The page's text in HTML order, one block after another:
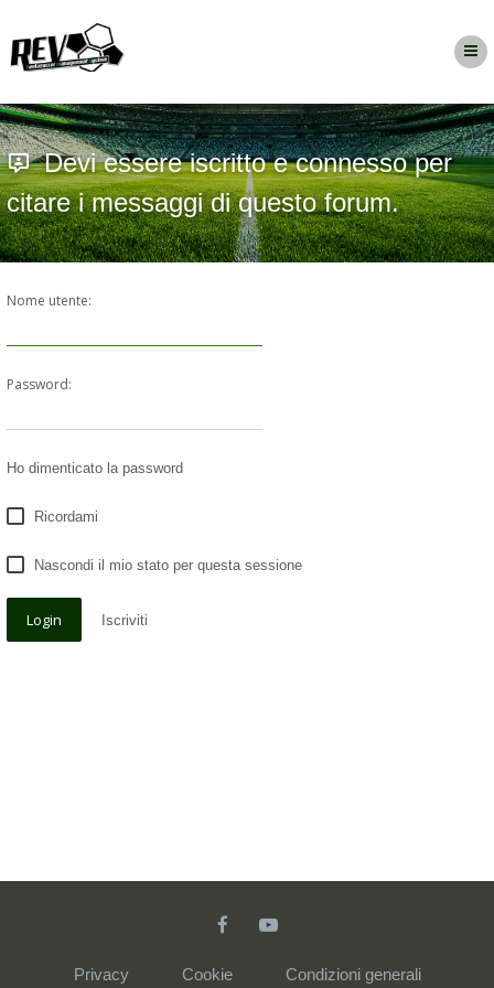
Devi essere iscritto e connesso per
citare i messaggi di questo forum.
Nome utente:
Password:
Ho dimenticato la password
Ricordami
Nascondi il mio stato per questa sessione
Iscriviti
Privacy Cookie Condizioni generali